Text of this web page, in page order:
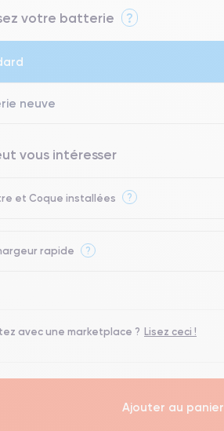
votre batterie ?
neuve
vous intéresser
et Coque installées ?
rapide ?
avec une marketplace ? Lisez ceci !
Ajouter au panier